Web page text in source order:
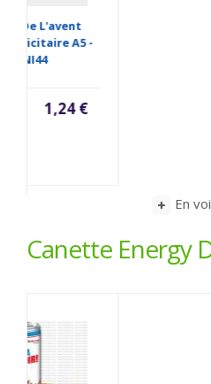
Calendrier De L'avent
Publicitaire Quadri -
Prix sur demande
En
Canette Energy